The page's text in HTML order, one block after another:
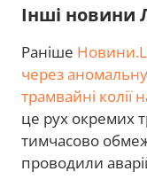
Інші новини
Раніше
через
трамвайні колії
це рух окремих
тимчасово
проводили